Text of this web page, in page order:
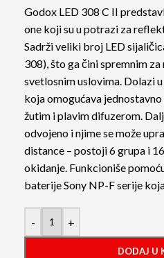
Godox LED 308 C II
one koji su u potrazi za
Sadrži veliki broj LED
308), što ga čini spremnim
svetlosnim uslovima. Dolazi
koja omogućava
žutim i plavim difuzerom.
odvojeno i njime se može
distance – postoji 6 grupa i
okidanje. Funkcioniše
baterije Sony NP-F serije
- +
DODAJ U